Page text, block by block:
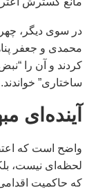
در سوی دیگر،
محمدی و جعفر
کردند و آن را
ساختاری” خواندند.
آینده‌ای
واضح است که
لحظه‌ای نیست،
که حاکمیت